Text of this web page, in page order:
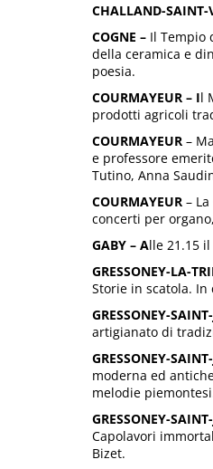
CHALLAND-SAINT-
COGNE – Il Tempio
della ceramica e
poesia.
COURMAYEUR – Il
prodotti agricoli
COURMAYEUR –
e professore
Tutino, Anna
COURMAYEUR –
concerti per
GABY – Alle 21.15
GRESSONEY-LA-
Storie in scatola.
GRESSONEY-
artigianato di
GRESSONEY-
moderna ed
melodie
GRESSONEY-
Capolavori
Bizet.